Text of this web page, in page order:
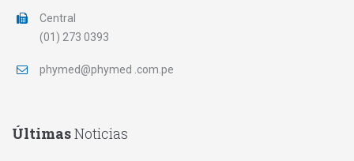
Central
(01) 273 0393
phymed@phymed .com.pe
ÚltimasNoticias